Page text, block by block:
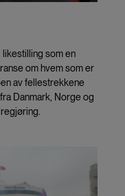
likestilling som en
om hvem som er
av fellestrekkene
Danmark, Norge og